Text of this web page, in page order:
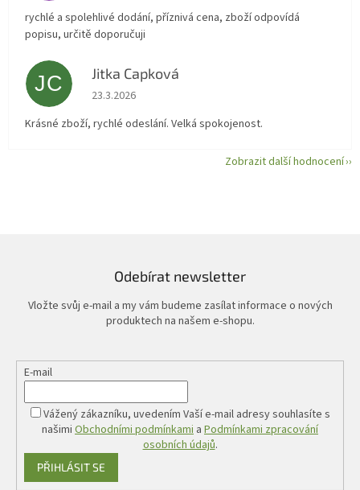
rychlé a spolehlivé dodání, příznivá cena, zboží odpovídá
popisu, určitě doporučuji
JC Jitka Capková
Hodnocení obchodu je 5 z 5 hvězdiček.
23.3.2026
Krásné zboží, rychlé odeslání. Velká spokojenost.
Zobrazit další hodnocení
Odebírat newsletter
Vložte svůj e-mail a my vám budeme zasílat informace o nových
produktech na našem e-shopu.
E-mail
Vážený zákazníku, uvedením Vaší e-mail adresy souhlasíte s
našimi Obchodními podmínkami a Podmínkami zpracování
osobních údajů.
PŘIHLÁSIT SE